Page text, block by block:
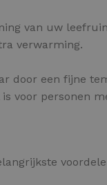
van uw
verwarming.
door een fijne
voor personen